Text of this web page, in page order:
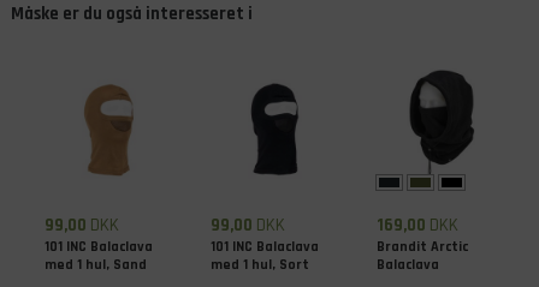
Måske er du også interesseret i
99,00 DKK
101 INC Balaclava
med 1 hul, Sand
99,00 DKK
101 INC Balaclava
med 1 hul, Sort
169,00 DKK
Brandit Arctic
Balaclava